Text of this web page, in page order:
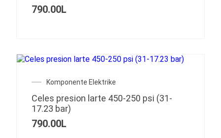
790.00L
Komponente Elektrike
Celes presion larte 450-250 psi (31-
17.23 bar)
790.00L